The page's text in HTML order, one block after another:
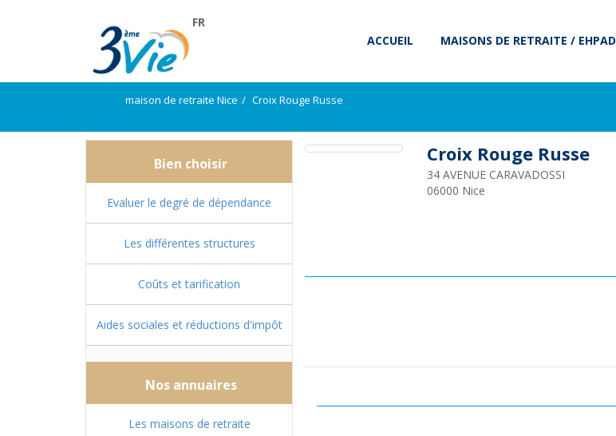
FR
ACCUEIL
MAISONS DE RETRAITE / EHPAD
maison de retraite Nice Croix Rouge Russe
Bien choisir
Evaluer le degré de dépendance
Les différentes structures
Coûts et tarification
Aides sociales et réductions d'impôt
Nos annuaires
Les maisons de retraite
Croix Rouge Russe
34 AVENUE CARAVADOSSI
06000 Nice